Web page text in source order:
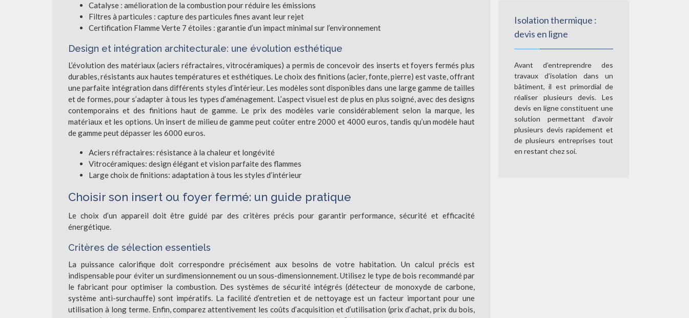
Catalyse : amélioration de la combustion pour réduire les émissions
Filtres à particules : capture des particules fines avant leur rejet
Certification Flamme Verte 7 étoiles : garantie d’un impact minimal sur l’environnement
Design et intégration architecturale: une évolution esthétique
L’évolution des matériaux (aciers réfractaires, vitrocéramiques) a permis de concevoir des inserts et foyers fermés plus
durables, résistants aux hautes températures et esthétiques. Le choix des finitions (acier, fonte, pierre) est vaste, offrant
une parfaite intégration dans différents styles d’intérieur. Les modèles sont disponibles dans une large gamme de tailles
et de formes, pour s’adapter à tous les types d’aménagement. L’aspect visuel est de plus en plus soigné, avec des designs
contemporains et des finitions haut de gamme. Le prix des modèles varie considérablement selon la marque, les
matériaux et les options. Un insert de milieu de gamme peut coûter entre 2000 et 4000 euros, tandis qu’un modèle haut
de gamme peut dépasser les 6000 euros.
Aciers réfractaires: résistance à la chaleur et longévité
Vitrocéramiques: design élégant et vision parfaite des flammes
Large choix de finitions: adaptation à tous les styles d’intérieur
Choisir son insert ou foyer fermé: un guide pratique
Le choix d’un appareil doit être guidé par des critères précis pour garantir performance, sécurité et efficacité
énergétique.
Critères de sélection essentiels
La puissance calorifique doit correspondre précisément aux besoins de votre habitation. Un calcul précis est
indispensable pour éviter un surdimensionnement ou un sous-dimensionnement. Utilisez le type de bois recommandé par
le fabricant pour optimiser la combustion. Des systèmes de sécurité intégrés (détecteur de monoxyde de carbone,
système anti-surchauffe) sont impératifs. La facilité d’entretien et de nettoyage est un facteur important pour une
utilisation à long terme. Enfin, comparez attentivement les coûts d’acquisition et d’utilisation (prix d’achat, prix du bois,
Isolation thermique :
devis en ligne
Avant d’entreprendre des
travaux d’isolation dans un
bâtiment, il est primordial de
réaliser plusieurs devis. Les
devis en ligne constituent une
solution permettant d’avoir
plusieurs devis rapidement et
de plusieurs entreprises tout
en restant chez soi.